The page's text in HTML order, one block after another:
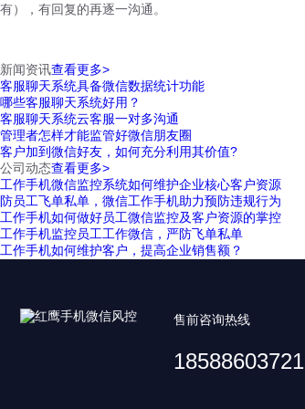
有），有回复的再逐一沟通。
新闻资讯查看更多>
客服聊天系统具备微信数据统计功能
哪些客服聊天系统好用？
客服聊天系统云客服一对多沟通
管理者怎样才能监管好微信朋友圈
客户加到微信好友，如何充分利用其价值?
公司动态查看更多>
工作手机微信监控系统如何维护企业核心客户资源
防员工飞单私单，微信工作手机助力预防违规行为
工作手机如何做好员工微信监控及客户资源的掌控
工作手机监控员工工作微信，严防飞单私单
工作手机如何维护客户，提高企业销售额？
售前咨询热线
18588603721